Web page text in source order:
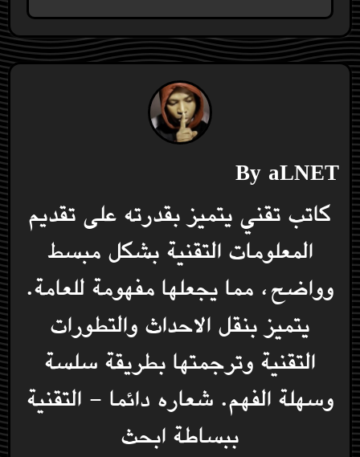
ByaLNET
كاتب تقني يتميز بقدرته على تقديم
المعلومات التقنية بشكل مبسط
وواضح، مما يجعلها مفهومة للعامة.
يتميز بنقل الاحداث والتطورات
التقنية وترجمتها بطريقة سلسة
وسهلة الفهم. شعاره دائما - التقنية
ببساطة ابحث